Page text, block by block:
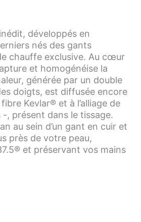
développés en
nés des gants
chauffe exclusive. Au cœur
et homogénéise la
générée par un double
doigts, est diffusée encore
Kevlar® et à l’alliage de
, présent dans le tissage.
au sein d’un gant en cuir et
près de votre peau,
et préservant vos mains